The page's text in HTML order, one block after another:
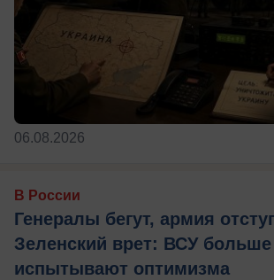
06.08.2026
В России
Генералы бегут, армия
Зеленский врет: ВСУ больше
испытывают оптимизма